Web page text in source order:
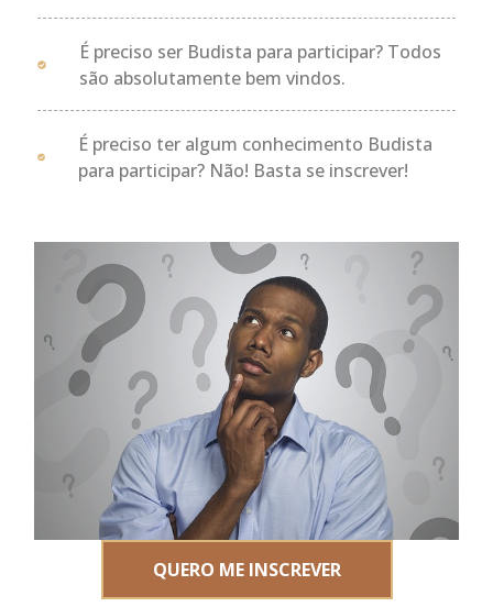
É preciso ser Budista para participar? Todos
são absolutamente bem vindos.
É preciso ter algum conhecimento Budista
para participar? Não! Basta se inscrever!
QUERO ME INSCREVER